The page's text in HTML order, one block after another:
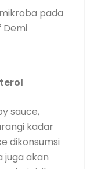
pada
Demi
sauce,
kadar
dikonsumsi
juga akan